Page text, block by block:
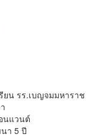
น รร.เบญจมมหาราช
นแวนต์
า 5 ปี